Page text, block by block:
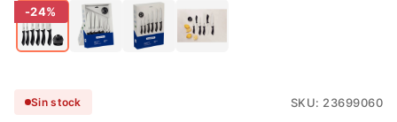
-24%
Sin stock SKU: 23699060